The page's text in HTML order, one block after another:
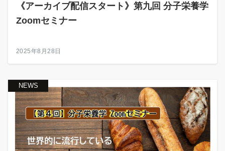
《アーカイブ配信スタート》第九回 分子栄養学
Zoomセミナー
2025年8月28日
NEWS